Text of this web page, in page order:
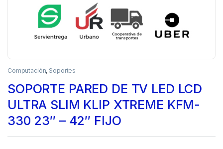
Computación, Soportes
SOPORTE PARED DE TV LED LCD
ULTRA SLIM KLIP XTREME KFM-
330 23″ – 42″ FIJO